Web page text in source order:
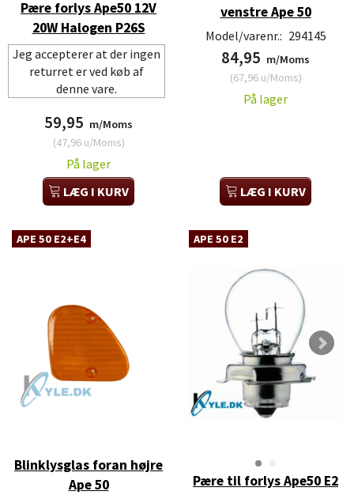
Pære forlys Ape50 12V
20W Halogen P26S
Jeg accepterer at der ingen
returret er ved køb af
denne vare.
59,95 m/Moms
(47,96u/Moms)
På lager
LÆG I KURV
venstre Ape 50
Model/varenr.: 294145
84,95 m/Moms
(67,96u/Moms)
På lager
LÆG I KURV
APE 50 E2+E4
Blinklysglas foran højre
Ape 50
APE 50 E2
Pære til forlys Ape50 E2